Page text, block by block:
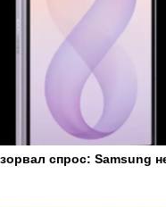
спрос: Samsung